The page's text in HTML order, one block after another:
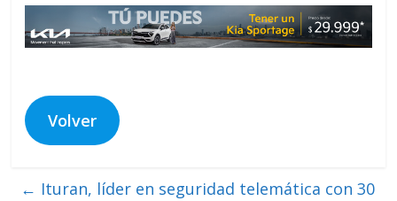
Volver
← Ituran, líder en seguridad telemática con 30